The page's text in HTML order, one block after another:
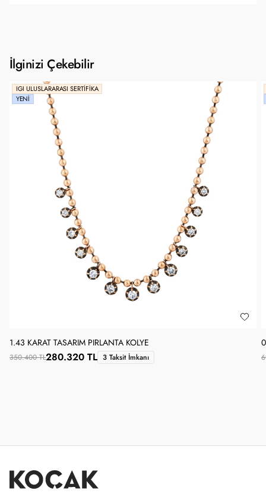
İlginizi Çekebilir
IGI ULUSLARARASI SERTIFIKA
YENI
1.43 KARAT TASARIM PIRLANTA KOLYE
350.400 TL280.320 TL 3 Taksit İmkanı